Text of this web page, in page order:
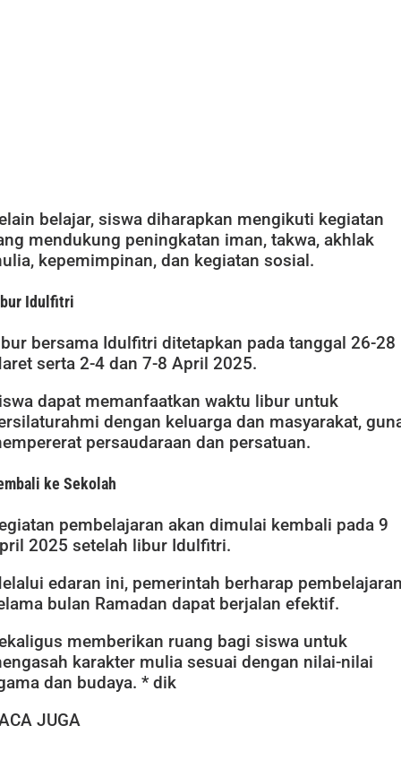
belajar, siswa diharapkan mengikuti kegiatan
mendukung peningkatan iman, takwa, akhlak
kepemimpinan, dan kegiatan sosial.
Idulfitri
bersama Idulfitri ditetapkan pada tanggal 26-28
serta 2-4 dan 7-8 April 2025.
dapat memanfaatkan waktu libur untuk
dengan keluarga dan masyarakat,
persaudaraan dan persatuan.
ke Sekolah
pembelajaran akan dimulai kembali pada 9
2025 setelah libur Idulfitri.
edaran ini, pemerintah berharap
bulan Ramadan dapat berjalan efektif.
memberikan ruang bagi siswa untuk
karakter mulia sesuai dengan nilai-nilai
dan budaya. * dik
JUGA